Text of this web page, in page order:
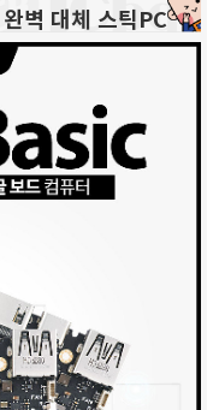
벽 대체 스틱PC